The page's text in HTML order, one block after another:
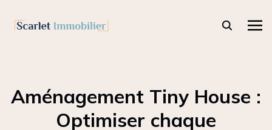
Aménagement Tiny House :
Optimiser chaque